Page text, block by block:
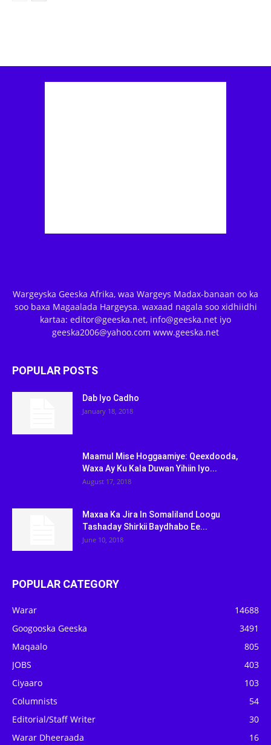
Wargeyska Geeska Afrika, waa Wargeys Madax-banaan oo ka
soo baxa Magaalada Hargeysa. waxaad nagala soo xidhiidhi
kartaa: editor@geeska.net, info@geeska.net iyo
geeska2006@yahoo.com www.geeska.net
POPULAR POSTS
Dab Iyo Cadho
January 18, 2018
Maamul Mise Hoggaamiye: Qeexdooda,
Waxa Ay Ku Kala Duwan Yihiin Iyo...
August 17, 2018
Maxaa Ka Jira In Somaliland Loogu
Tashaday Shirkii Baydhabo Ee...
June 10, 2018
POPULAR CATEGORY
Warar
14688
Googooska Geeska
3491
Maqaalo
805
JOBS
403
Ciyaaro
103
Columnists
54
Editorial/Staff Writer
30
Warar Dheeraada
16